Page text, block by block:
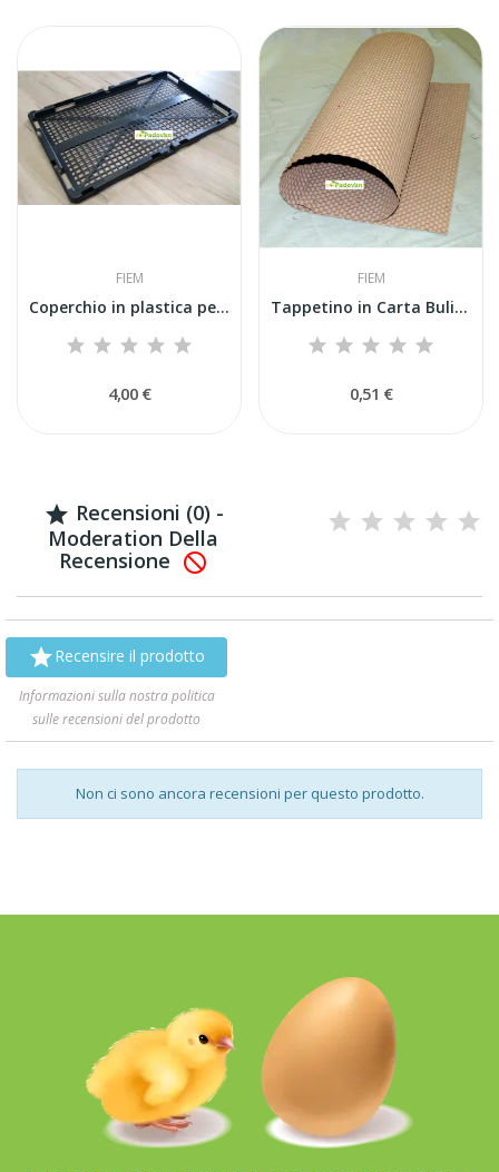
FIEM
Coperchio in plastica per cassetto schiusa...
4,00 €
FIEM
Tappetino in Carta Bulinata per Cassetto di...
0,51 €
 Recensioni (0) -
Moderation Della
Recensione 
Recensire il prodotto
Informazioni sulla nostra politica
sulle recensioni del prodotto
Non ci sono ancora recensioni per questo prodotto.